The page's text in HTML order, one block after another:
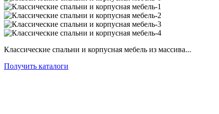
Классические спальни и корпусная мебель из массива...
Получить каталоги